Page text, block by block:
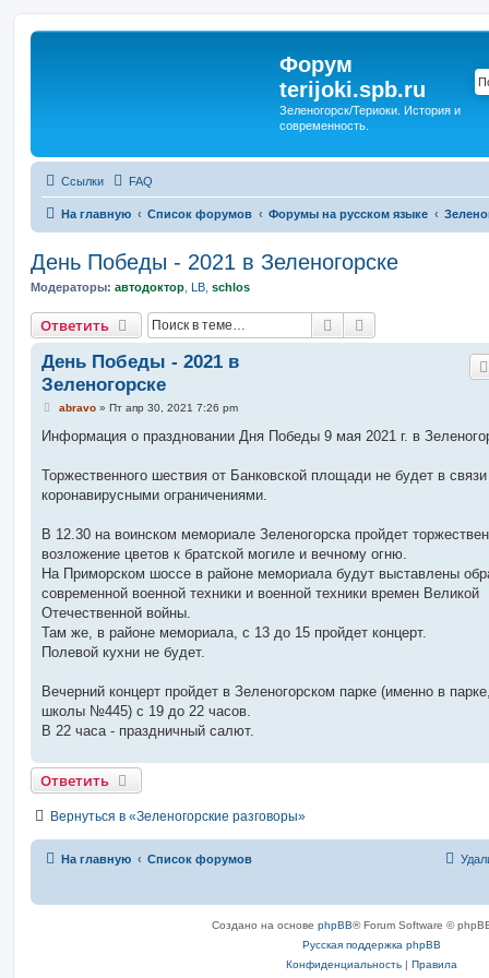
Форум
terijoki.spb.ru
Зеленогорск/Териоки. История и
современность.
Ссылки FAQ
На главную Список форумов Форумы на русском языке
День Победы - 2021 в Зеленогорске
Модераторы: автодоктор LB schlos
Ответить Поиск
День Победы - 2021 в
Зеленогорске
С
о
е
н
и
abravo» Пт апр 30, 2021 7:26 pm
Информация о праздновании Дня Победы 9 мая 2021 г. в
Торжественного шествия от Банковской площади не будет в
коронавирусными ограничениями.
В 12.30 на воинском мемориале Зеленогорска пройдет
возложение цветов к братской могиле и вечному огню.
На Приморском шоссе в районе мемориала будут выставлены
современной военной техники и военной техники времен Великой
Отечественной войны.
Там же, в районе мемориала, с 13 до 15 пройдет концерт.
Полевой кухни не будет.
Вечерний концерт пройдет в Зеленогорском парке (именно в
школы №445) с 19 до 22 часов.
В 22 часа - праздничный салют.
Ответить
Вернуться в «Зеленогорские разговоры»
На главную Список форумов
Создано на основе phpBB® Forum Software ©
Русская поддержка phpBB
Конфиденциальность | Правила